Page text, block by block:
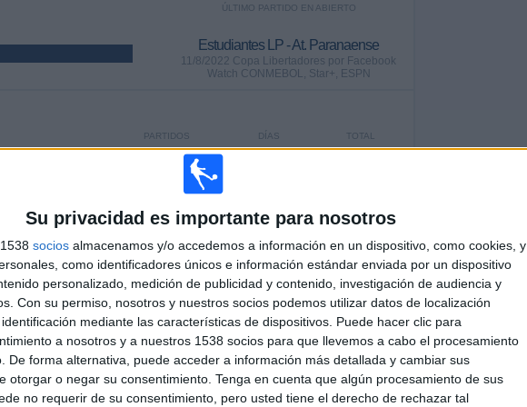
Su privacidad es importante para nosotros
socios almacenamos y/o accedemos a información en un dispositivo, como cookies, y
como identificadores únicos e información estándar enviada por un dispositivo
personalizado, medición de publicidad y contenido, investigación de audiencia y
Con su permiso, nosotros y nuestros socios podemos utilizar datos de localización
mediante las características de dispositivos. Puede hacer clic para
a nosotros y a nuestros 1538 socios para que llevemos a cabo el procesamiento
De forma alternativa, puede acceder a información más detallada y cambiar sus
otorgar o negar su consentimiento. Tenga en cuenta que algún procesamiento de sus
no requerir de su consentimiento, pero usted tiene el derecho de rechazar tal
ÚLTIMO PARTIDO EN ABIERTO
Estudiantes LP - At. Paranaense
11/8/2022 Copa Libertadores por Facebook
Watch CONMEBOL, Star+, ESPN
TOTAL
DÍAS
PARTIDOS
205
CONSECUTIVOS
TOTAL
83
RIVALES
MÁXIMO
23
VS Gimnasia
LP
TOTAL
17
COMPETICIONES